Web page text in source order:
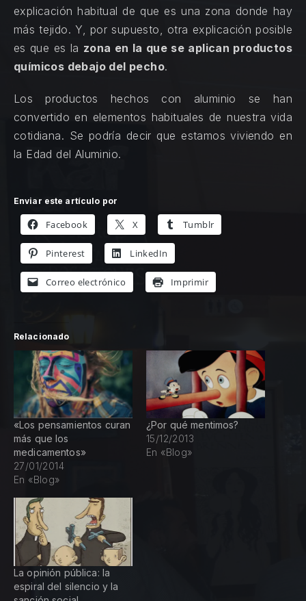
explicación habitual de que es una zona donde hay
más tejido. Y, por supuesto, otra explicación posible
es que es la zona en la que se aplican productos
químicos debajo del pecho.
Los productos hechos con aluminio se han
convertido en elementos habituales de nuestra vida
cotidiana. Se podría decir que estamos viviendo en
la Edad del Aluminio.
Enviar este artículo por
Facebook X Tumblr
Pinterest LinkedIn
Correo electrónico Imprimir
Relacionado
«Los pensamientos curan
más que los
medicamentos»
27/01/2014
En «Blog»
¿Por qué mentimos?
15/12/2013
En «Blog»
La opinión pública: la
espiral del silencio y la
PREVIOUS